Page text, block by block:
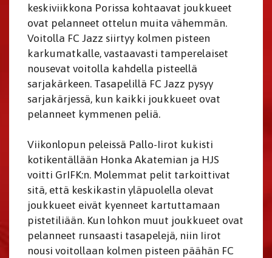
keskiviikkona Porissa kohtaavat joukkueet
ovat pelanneet ottelun muita vähemmän.
Voitolla FC Jazz siirtyy kolmen pisteen
karkumatkalle, vastaavasti tamperelaiset
nousevat voitolla kahdella pisteellä
sarjakärkeen. Tasapelillä FC Jazz pysyy
sarjakärjessä, kun kaikki joukkueet ovat
pelanneet kymmenen peliä.
Viikonlopun peleissä Pallo-Iirot kukisti
kotikentällään Honka Akatemian ja HJS
voitti GrIFK:n. Molemmat pelit tarkoittivat
sitä, että keskikastin yläpuolella olevat
joukkueet eivät kyenneet kartuttamaan
pistetiliään. Kun lohkon muut joukkueet ovat
pelanneet runsaasti tasapelejä, niin Iirot
nousi voitollaan kolmen pisteen päähän FC